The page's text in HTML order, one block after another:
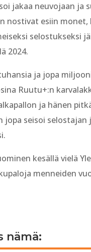
jakaa neuvojaan ja
nostivat esiin
selostukseksi
2024.
ja jopa
Ruutu+:n
ja hänen
jopa seisoi
kesällä vielä
menneiden
nämä: